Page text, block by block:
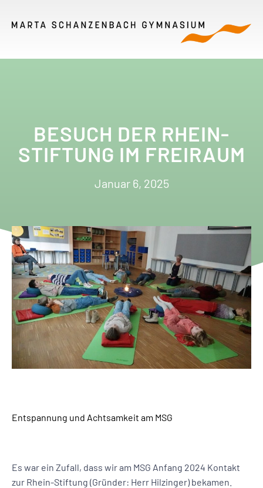
BESUCH DER RHEIN-
STIFTUNG IM FREIRAUM
Januar 6, 2025
Entspannung und Achtsamkeit am MSG
Es war ein Zufall, dass wir am MSG Anfang 2024 Kontakt
zur Rhein-Stiftung (Gründer: Herr Hilzinger) bekamen.